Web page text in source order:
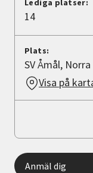
Lediga platser:
14
Plats:
SV Åmål,
Visa på
Anmäl dig